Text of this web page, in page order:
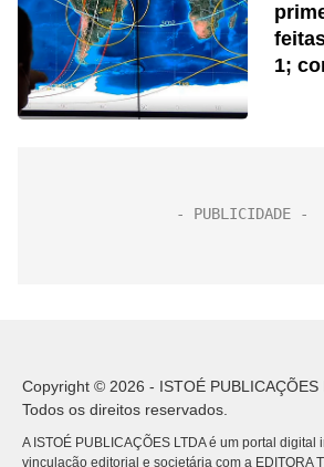
1;
Copyright © 2026 - ISTOÉ PUBLICAÇÕES
Todos os direitos reservados.
A ISTOÉ PUBLICAÇÕES LTDA é um portal
vinculação editorial e societária com a EDITORA